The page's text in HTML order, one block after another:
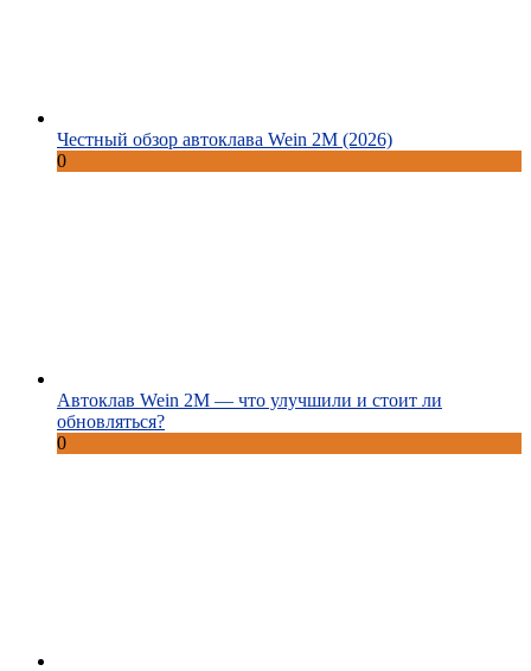
Честный обзор автоклава Wein 2M (2026)
0
Автоклав Wein 2M — что улучшили и стоит ли
обновляться?
0